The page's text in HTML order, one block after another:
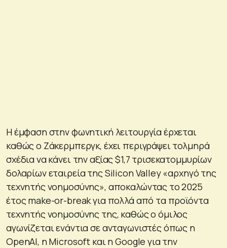
Η έμφαση στην φωνητική λειτουργία έρχεται
καθώς ο Ζάκερμπεργκ, έχει περιγράψει τολμηρά
σχέδια να κάνει την αξίας $1,7 τρισεκατομμυρίων
δολαρίων εταιρεία της Silicon Valley «αρχηγό της
τεχνητής νοημοσύνης», αποκαλώντας το 2025
έτος make-or-break για πολλά από τα προϊόντα
τεχνητής νοημοσύνης της, καθώς ο όμιλος
αγωνίζεται ενάντια σε ανταγωνιστές όπως η
OpenAI, η Microsoft και η Google για την